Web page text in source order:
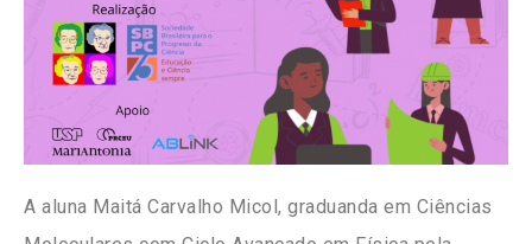
A aluna Maitá Carvalho Micol, graduanda em Ciências